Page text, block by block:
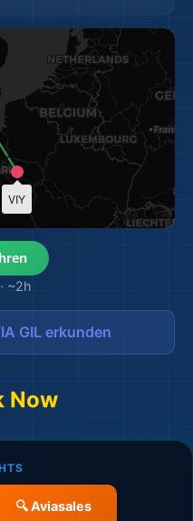
VIY
· ~2h
GIL erkunden
Now
🔍 Aviasales